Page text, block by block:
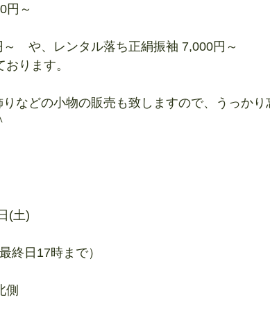
円～
　や、レンタル落ち正絹振袖 7,000円～
ります。
などの小物の販売も致しますので、うっかり
(土)
終日17時まで）
側